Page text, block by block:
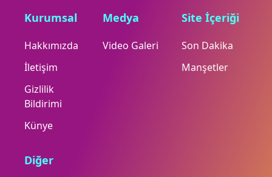
Kurumsal
Hakkımızda
İletişim
Gizlilik
Bildirimi
Künye
Medya
Video Galeri
Site İçeriği
Son Dakika
Manşetler
Diğer